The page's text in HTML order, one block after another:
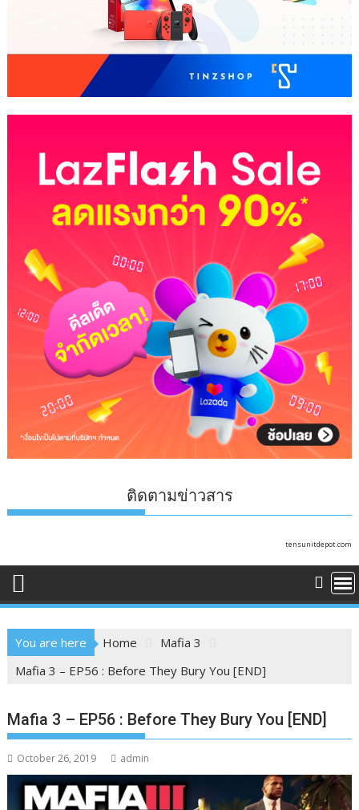
ติดตามข่าวสาร
tensunitdepot.com
You are here Home
Mafia 3
Mafia 3 – EP56 : Before They Bury You [END]
Mafia 3 – EP56 : Before They Bury You [END]
October 26, 2019 admin